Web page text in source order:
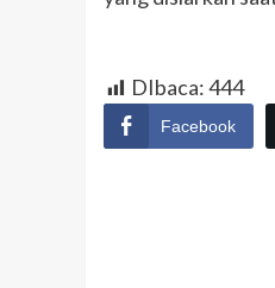
DIbaca:444
Facebook